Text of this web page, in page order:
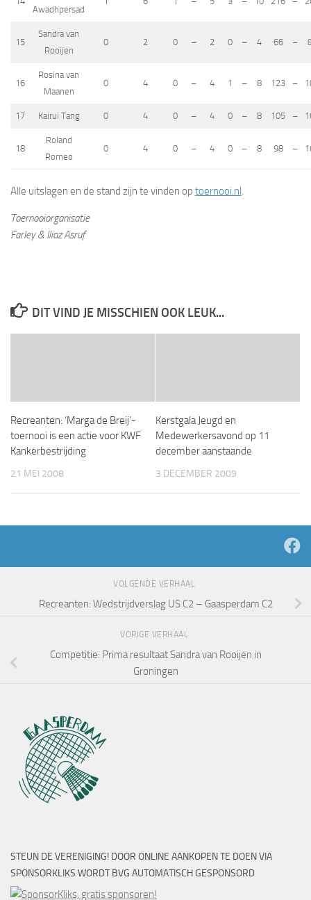
Awadhpersad
15
Sandra van
Rooijen
0 2 0 – 2 0 – 4 66 –
16
Rosina van
Maanen
0 4 0 – 4 1 – 8 123 –
17 Kairui Tang 0 4 0 – 4 0 – 8 105 –
18
Roland
Romeo
0 4 0 – 4 0 – 8 98 –
Alle uitslagen en de stand zijn te vinden op toernooi.nl .
Toernooiorganisatie
Farley & Iliaz Asruf
DIT VIND JE MISSCHIEN OOK LEUK...
Recreanten: ‘Marga de Breij’-
toernooi is een actie voor KWF
Kankerbestrijding
21 MEI 2008
Kerstgala Jeugd en
Medewerkersavond op 11
december aanstaande
3 DECEMBER 2009
VOLGENDE VERHAAL
Recreanten: Wedstrijdverslag US C2 – Gaasperdam C2
VORIGE VERHAAL
Competitie: Prima resultaat Sandra van Rooijen in
Groningen
STEUN DE VERENIGING! DOOR ONLINE AANKOPEN TE DOEN VIA
SPONSORKLIKS WORDT BVG AUTOMATISCH GESPONSORD